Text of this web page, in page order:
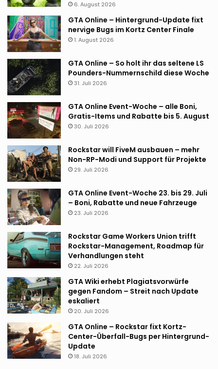
6. August 2026
GTA Online – Hintergrund-Update fixt
nervige Bugs im Kortz Center Finale
1. August 2026
GTA Online – So holt ihr das seltene LS
Pounders-Nummernschild diese Woche
31. Juli 2026
GTA Online Event-Woche – alle Boni,
Gratis-Items und Rabatte bis 5. August
30. Juli 2026
Rockstar will FiveM ausbauen – mehr
Non-RP-Modi und Support für Projekte
29. Juli 2026
GTA Online Event-Woche 23. bis 29. Juli
– Boni, Rabatte und neue Fahrzeuge
23. Juli 2026
Rockstar Game Workers Union trifft
Rockstar-Management, Roadmap für
Verhandlungen steht
22. Juli 2026
GTA Wiki erhebt Plagiatsvorwürfe
gegen Fandom – Streit nach Update
eskaliert
20. Juli 2026
GTA Online – Rockstar fixt Kortz-
Center-Überfall-Bugs per Hintergrund-
Update
18. Juli 2026